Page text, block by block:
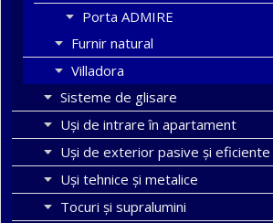
Porta ADMIRE
Furnir natural
Villadora
Sisteme de glisare
Uși de intrare în apartament
Uşi de exterior pasive şi
Uși tehnice și metalice
Tocuri şi supralumini